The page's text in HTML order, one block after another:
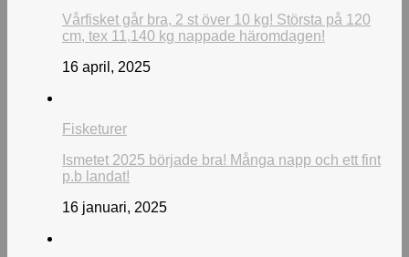
Vårfisket går bra, 2 st över 10 kg! Största på 120
cm, tex 11,140 kg nappade häromdagen!
16 april, 2025
Fisketurer
Ismetet 2025 började bra! Många napp och ett fint
p.b landat!
16 januari, 2025